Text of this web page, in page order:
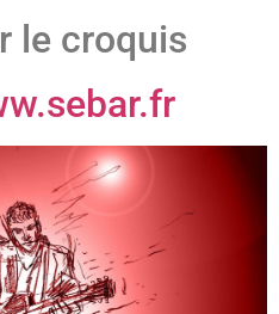
le croquis